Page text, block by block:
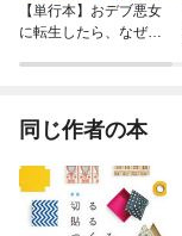
【単行本】おデブ悪女
に転生したら、なぜか
同じ作者の本